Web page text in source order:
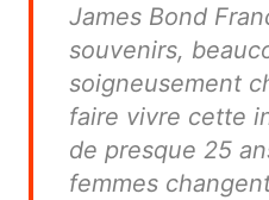
James Bond
souvenirs,
soigneusement
faire vivre cette
de presque 25
femmes